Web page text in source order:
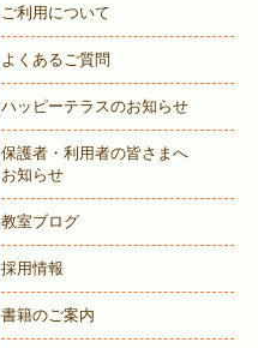
ご利用について
よくあるご質問
ハッピーテラスのお知らせ
保護者・利用者の皆さまへ
お知らせ
教室ブログ
採用情報
書籍のご案内